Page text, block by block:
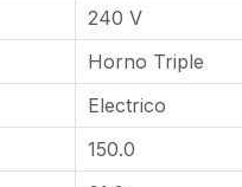
240 V
Horno Triple
Electrico
150.0